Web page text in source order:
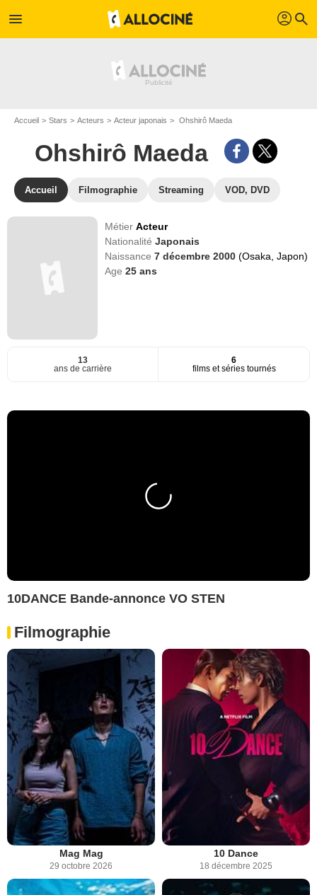
menu profil search
Accueil Stars Acteurs Acteur japonais Ohshirô Maeda
Ohshirô Maeda
Accueil Filmographie Streaming VOD, DVD
MétierActeur
NationalitéJaponais
Naissance7 décembre 2000(Osaka, Japon)
Age25 ans
13
ans de carrière
6
films et séries tournés
10DANCE Bande-annonce VO STEN
Filmographie
Mag Mag
29 octobre 2026
10 Dance
18 décembre 2025